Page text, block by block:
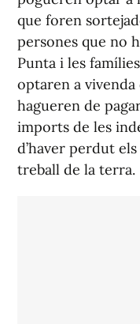
que foren
persones que no
Punta i les
optaren a
hagueren de
imports de les
d’haver perdut
treball de la terra.